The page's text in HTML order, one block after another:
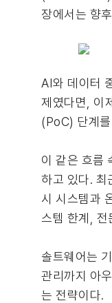
장에서는 향
AI와 데이터
제였다면, 이
(PoC) 단계
이 같은 흐름
하고 있다. 최
시 시스템과
스템 한계, 전
솔트웨어는
관리까지 아
는 전략이다.